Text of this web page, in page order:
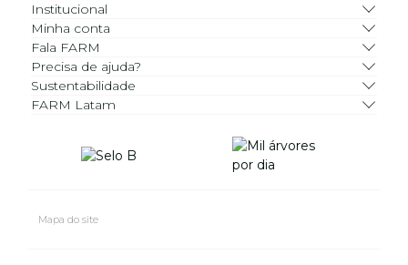
Institucional
Minha conta
Fala FARM
Precisa de ajuda?
Sustentabilidade
FARM Latam
Mapa do site